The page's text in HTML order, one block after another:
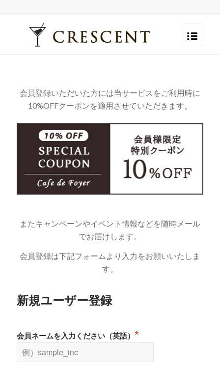
会員登録いただいた方には当サービスをご利用時に
10%OFFクーポンを適用させていただきます。
またキャンペーンやイベント情報などを随時メール
でお届けします。
会員登録は下記フォームより入力をお願いいたしま
す。
新規ユーザー登録
会員ネームを入力ください（英語） *